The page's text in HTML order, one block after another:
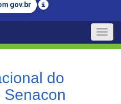
Legislação
gov.br
Toggle
do